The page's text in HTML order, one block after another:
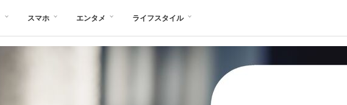
スマホ エンタメ ライフスタイル